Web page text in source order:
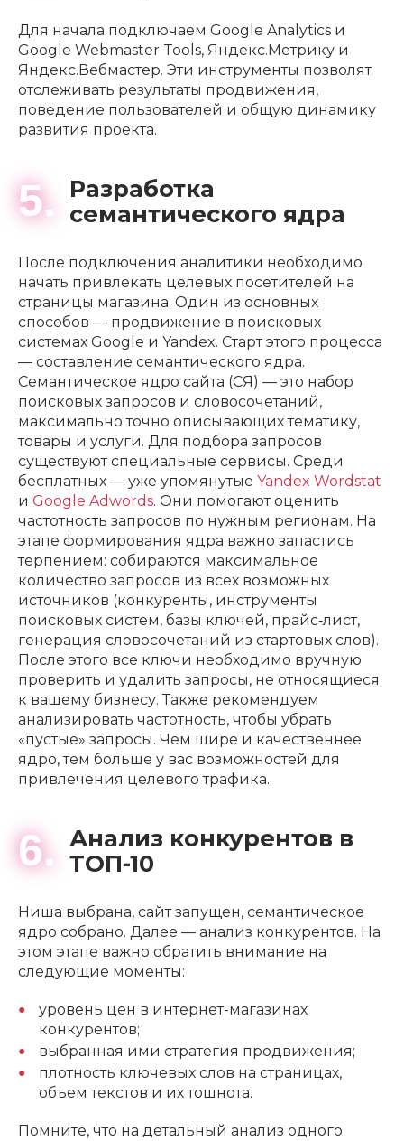
Для начала подключаем Google Analytics и
Google Webmaster Tools, Яндекс.Метрику и
Яндекс.Вебмастер. Эти инструменты позволят
отслеживать результаты продвижения,
поведение пользователей и общую динамику
развития проекта.
5.
Разработка
семантического ядра
После подключения аналитики необходимо
начать привлекать целевых посетителей на
страницы магазина. Один из основных
способов — продвижение в поисковых
системах Google и Yandex. Старт этого процесса
— составление семантического ядра.
Семантическое ядро сайта (СЯ) — это набор
поисковых запросов и словосочетаний,
максимально точно описывающих тематику,
товары и услуги. Для подбора запросов
существуют специальные сервисы. Среди
бесплатных — уже упомянутые Yandex Wordstat
и Google Adwords. Они помогают оценить
частотность запросов по нужным регионам. На
этапе формирования ядра важно запастись
терпением: собираются максимальное
количество запросов из всех возможных
источников (конкуренты, инструменты
поисковых систем, базы ключей, прайс‑лист,
генерация словосочетаний из стартовых слов).
После этого все ключи необходимо вручную
проверить и удалить запросы, не относящиеся
к вашему бизнесу. Также рекомендуем
анализировать частотность, чтобы убрать
«пустые» запросы. Чем шире и качественнее
ядро, тем больше у вас возможностей для
привлечения целевого трафика.
6.
Анализ конкурентов в
ТОП-10
Ниша выбрана, сайт запущен, семантическое
ядро собрано. Далее — анализ конкурентов. На
этом этапе важно обратить внимание на
следующие моменты:
уровень цен в интернет-магазинах
конкурентов;
выбранная ими стратегия продвижения;
плотность ключевых слов на страницах,
объем текстов и их тошнота.
Помните, что на детальный анализ одного